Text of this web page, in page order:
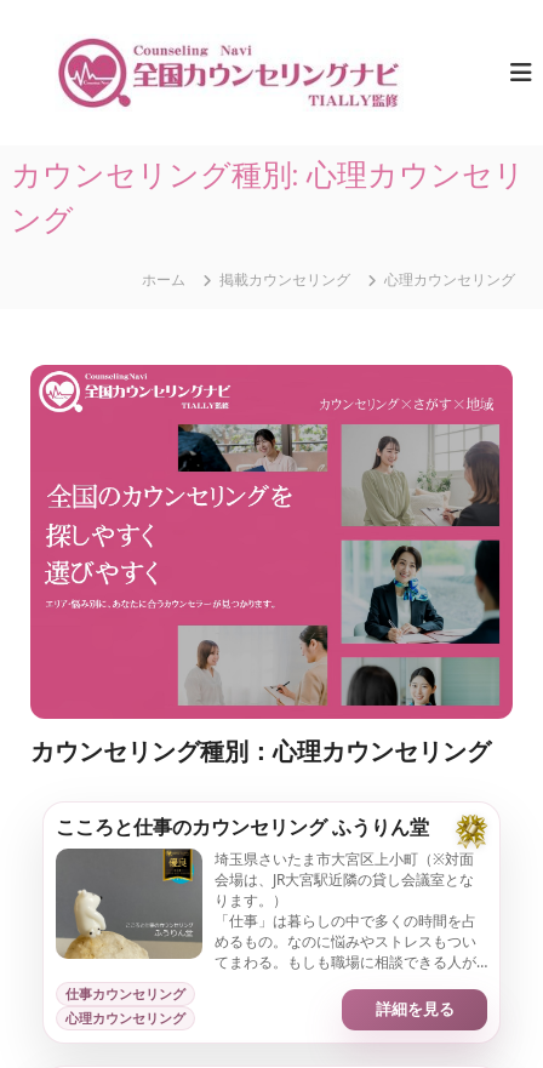
キ
ッ
セ
グ
｜
I
A
L
L
Y
監
修
な
い
。
カ
ン
セ
リ
ン
グ
情
報
を
、
し
や
。
カウンセリング種別:心理カウンセリ
ング
ホーム 掲載カウンセリング 心理カウンセリング
カウンセリング種別：心理カウンセリング
こころと仕事のカウンセリング ふうりん堂
埼玉県さいたま市大宮区上小町（※対面
会場は、JR大宮駅近隣の貸し会議室とな
ります。）
「仕事」は暮らしの中で多くの時間を占
めるもの。なのに悩みやストレスもつい
てまわる。もしも職場に相談できる人が
会社勤め経験豊富なカウンセラーと一緒
仕事カウンセリング
心理カウンセリング
詳細を見る